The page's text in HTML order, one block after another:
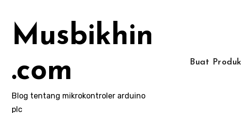
kontenMusbikhin
.com
Blog tentang mikrokontroler arduino
plc
Buat Produk